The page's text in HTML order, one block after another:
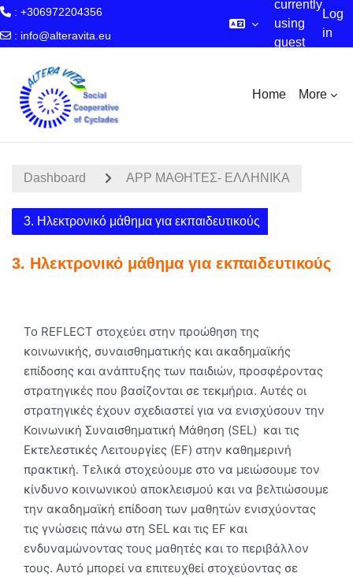
: +306972204356
: info@alteravita.eu
currently
using
guest
Log
in
Home More
Dashboard APP MΑΘΗΤΕΣ- ΕΛΛΗΝΙΚΑ
3. Ηλεκτρονικό μάθημα για εκπαιδευτικούς
3. Ηλεκτρονικό μάθημα για εκπαιδευτικούς
Το REFLECT στοχεύει στην προώθηση της
κοινωνικής, συναισθηματικής και ακαδημαϊκής
επίδοσης και ανάπτυξης των παιδιών, προσφέροντας
στρατηγικές που βασίζονται σε τεκμήρια. Αυτές οι
στρατηγικές έχουν σχεδιαστεί για να ενισχύσουν την
Κοινωνική Συναισθηματική Μάθηση (SEL) και τις
Εκτελεστικές Λειτουργίες (EF) στην καθημερινή
πρακτική. Τελικά στοχεύουμε στο να μειώσουμε τον
κίνδυνο κοινωνικού αποκλεισμού και να βελτιώσουμε
την ακαδημαϊκή επίδοση των μαθητών ενισχύοντας
τις γνώσεις πάνω στη SEL και τις EF και
ενδυναμώνοντας τους μαθητές και το περιβάλλον
τους. Αυτό μπορεί να επιτευχθεί στοχεύοντας σε